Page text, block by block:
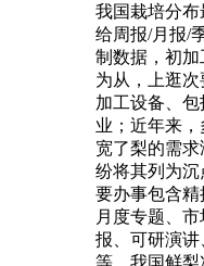
我国栽培分
给周报/月报/
制数据，初
为从，上逛次
加工设备、
业；近年来
宽了梨的需
纷将其列为
要办事包含精
月度专题、
报、可研演讲
等。我国鲜梨